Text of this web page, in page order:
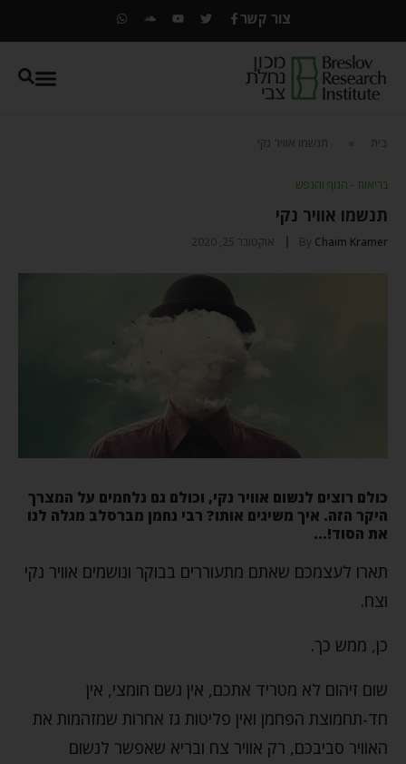
צור קשר
בית תנשמו אוויר נקי
בריאות - הגוף והנפש
תנשמו אוויר נקי
By Chaim Kramer אוקטובר 25, 2020
כולם רוצים לנשום אוויר נקי, וכולם גם נלחמים על המצרך
היקר הזה. איך משיגים אותו? רבי נחמן מברסלב מגלה לנו
את הסוד!…
תארו לעצמכם שאתם מתעוררים בבוקר ונושמים אוויר נקי
וצח.
כן, ממש כך.
שום זיהום לא מטריד אתכם, אין גשם חומצי, אין
חד-תחמוצת הפחמן ואין פליטות גז אחרות שמזהמות את
האוויר סביבכם, רק אוויר צח ובריא שאפשר לנשום